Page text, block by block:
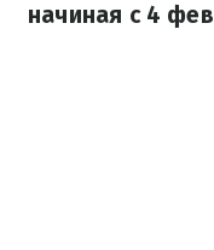
начиная с 4